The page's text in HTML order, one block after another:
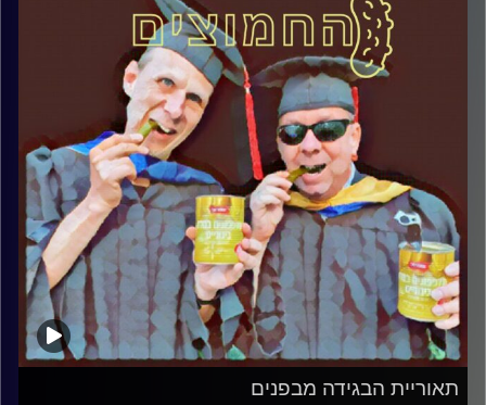
קרדיט תמונות:AudioVersity
תאוריית הבגידה מבפנים